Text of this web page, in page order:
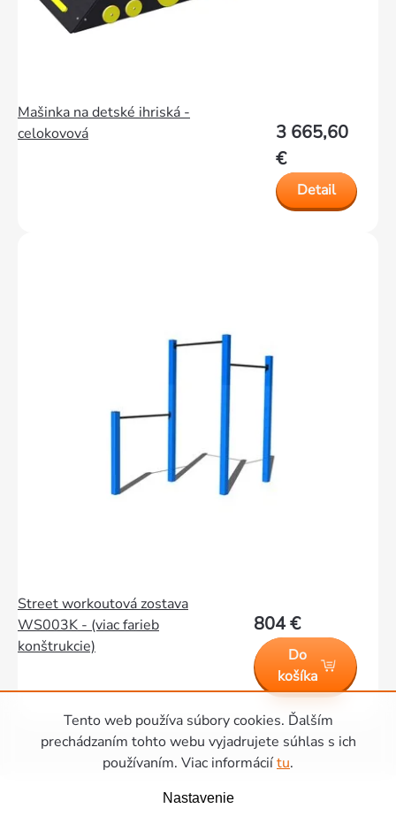
Tento web používa súbory cookies. Ďalším
prechádzaním tohto webu vyjadrujete súhlas s ich
používaním. Viac informáciítu.
Nastavenie
Mašinka na detské ihriská -
celokovová
3 665,60
€
Detail
Street workoutová zostava
WS003K - (viac farieb
konštrukcie)
804 €
Do
košíka
Ovládacie